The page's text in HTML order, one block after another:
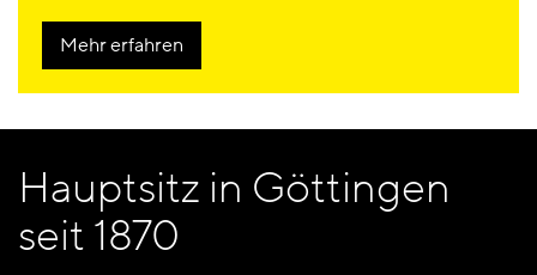
Mehr erfahren
Hauptsitz in Göttingen
seit 1870